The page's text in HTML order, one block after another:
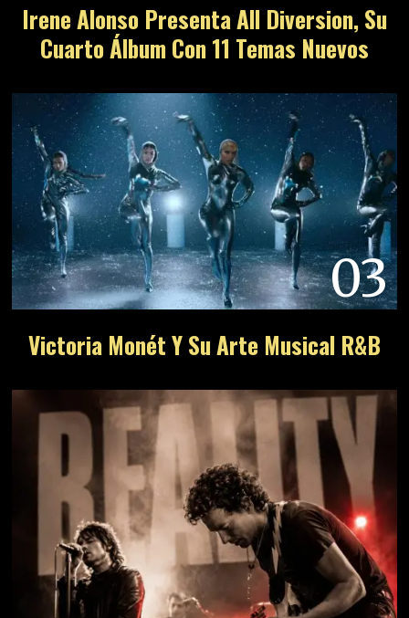
Irene Alonso Presenta All Diversion, Su
Cuarto Álbum Con 11 Temas Nuevos
03
Victoria Monét Y Su Arte Musical R&B